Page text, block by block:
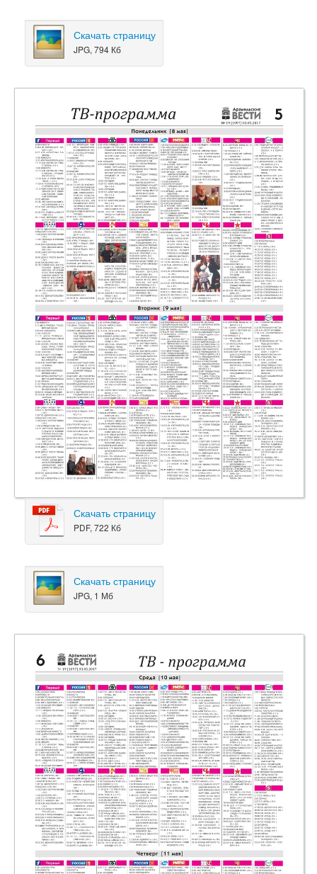
Скачать страницу
JPG, 794 Кб
Скачать страницу
PDF, 722 Кб
Скачать страницу
JPG, 1 Мб